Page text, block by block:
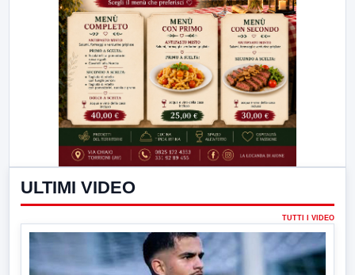
ULTIMI VIDEO
TUTTI I VIDEO